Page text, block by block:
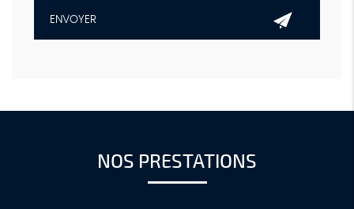
NOS PRESTATIONS